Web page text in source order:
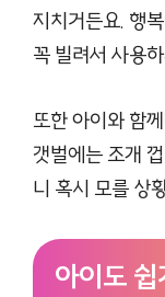
지치거든요. 행
꼭 빌려서 사용
또한 아이와 함
갯벌에는 조개
니 혹시 모를 상
아이도